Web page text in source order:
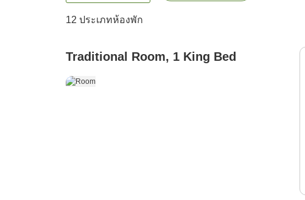
12 ประเภทห้องพัก
Traditional Room, 1 King Bed